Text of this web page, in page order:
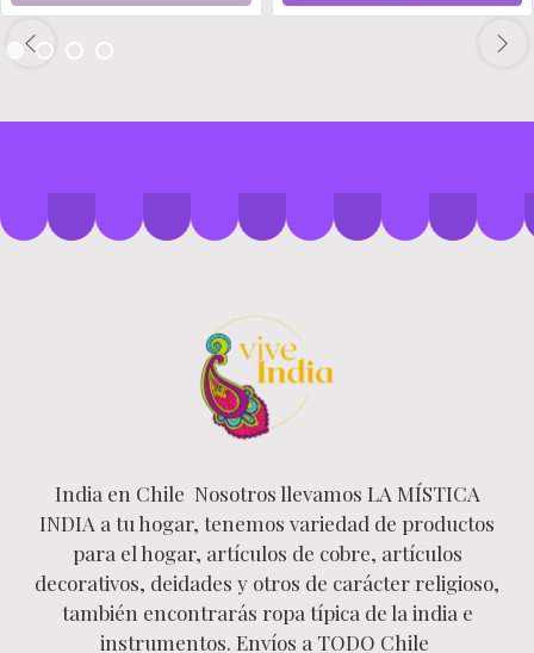
India en Chile Nosotros llevamos LA MÍSTICA
INDIA a tu hogar, tenemos variedad de productos
para el hogar, artículos de cobre, artículos
decorativos, deidades y otros de carácter religioso,
también encontrarás ropa típica de la india e
instrumentos. Envíos a TODO Chile